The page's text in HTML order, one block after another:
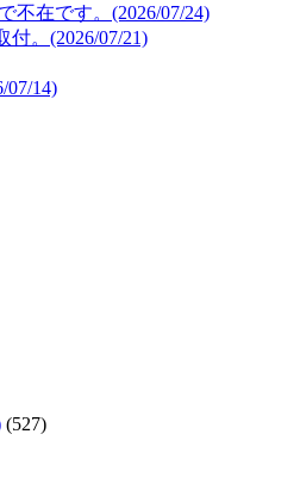
不在です。(2026/07/24)
。(2026/07/21)
14)
(527)